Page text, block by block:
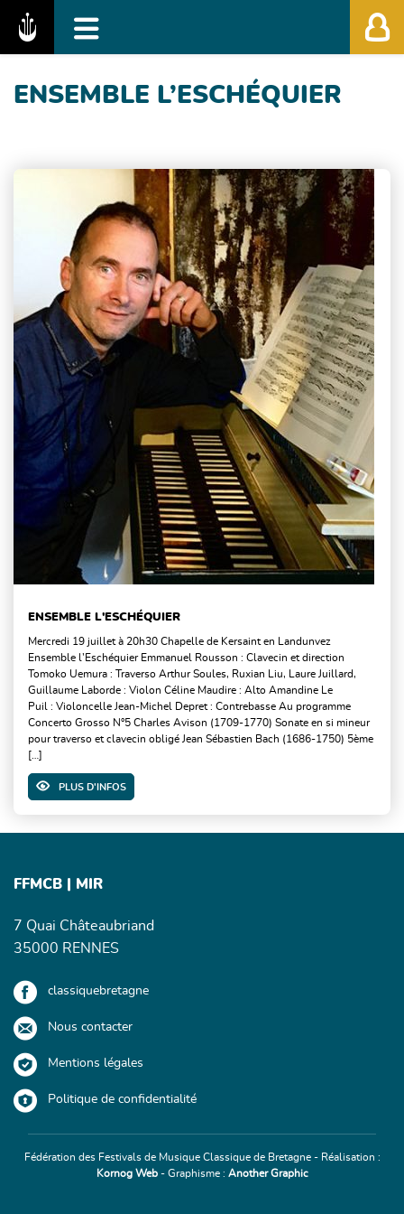
Fédération des Festivals de Musique
ENSEMBLE L’ESCHÉQUIER
ENSEMBLE L'ESCHÉQUIER
Mercredi 19 juillet à 20h30 Chapelle de Kersaint en Landunvez
Ensemble l’Eschéquier Emmanuel Rousson : Clavecin et direction
Tomoko Uemura : Traverso Arthur Soules, Ruxian Liu, Laure Juillard,
Guillaume Laborde : Violon Céline Maudire : Alto Amandine Le
Puil : Violoncelle Jean-Michel Depret : Contrebasse Au programme
Concerto Grosso N°5 Charles Avison (1709-1770) Sonate en si mineur
pour traverso et clavecin obligé Jean Sébastien Bach (1686-1750) 5ème
[…]
PLUS D'INFOS
FFMCB | MIR
7 Quai Châteaubriand
35000 RENNES
classiquebretagne
Nous contacter
Mentions légales
Politique de confidentialité
Fédération des Festivals de Musique Classique de Bretagne - Réalisation :
Kornog Web- Graphisme : Another Graphic